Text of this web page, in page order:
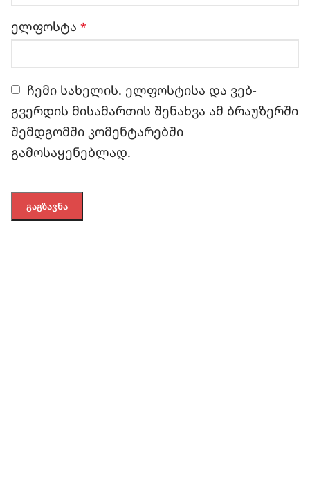
ელფოსტა *
ჩემი სახელის. ელფოსტისა და ვებ-
გვერდის მისამართის შენახვა ამ ბრაუზერში
შემდგომში კომენტარებში
გამოსაყენებლად.